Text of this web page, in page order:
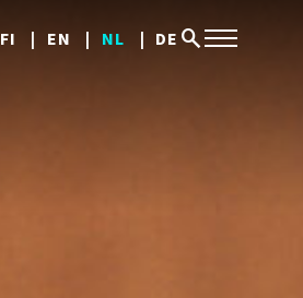
FI EN NL DE search